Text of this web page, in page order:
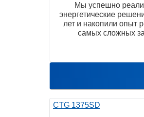
Мы успешно
энергетические
лет и накопили опыт
самых сложных
CTG 1375SD